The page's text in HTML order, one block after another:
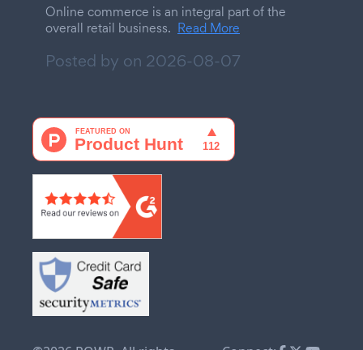
Online commerce is an integral part of the
overall retail business. Read More
Posted by on 2026-08-07